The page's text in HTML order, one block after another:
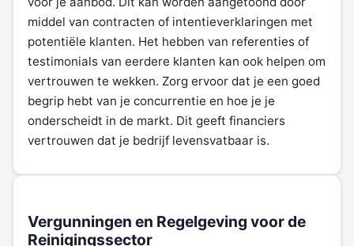
middel van contracten of intentieverklaringen met
potentiële klanten. Het hebben van referenties of
testimonials van eerdere klanten kan ook helpen om
vertrouwen te wekken. Zorg ervoor dat je een goed
begrip hebt van je concurrentie en hoe je je
onderscheidt in de markt. Dit geeft financiers
vertrouwen dat je bedrijf levensvatbaar is.
Vergunningen en Regelgeving voor de
Reinigingssector